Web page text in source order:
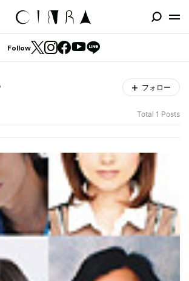
Follow
フォロー
Total 1 Posts